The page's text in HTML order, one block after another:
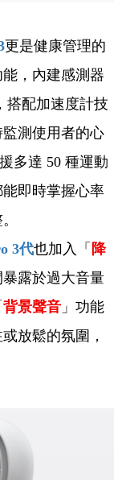
更是健康管理的
能，內建感測器
搭配加速度計技
測使用者的心
多達 50 種運動
即時掌握心率
3代也加入「 降
暴露於過大音量
背景聲音 」功能
放鬆的氛圍，